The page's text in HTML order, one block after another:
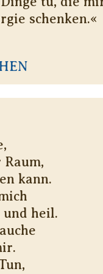
schenken.«
kann.
und heil.